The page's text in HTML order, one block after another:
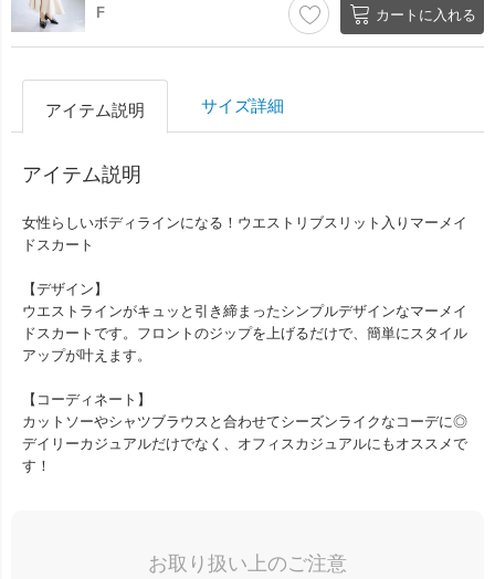
F カートに入れる
アイテム説明 サイズ詳細
アイテム説明
女性らしいボディラインになる！ウエストリブスリット入りマーメイ
ドスカート
【デザイン】
ウエストラインがキュッと引き締まったシンプルデザインなマーメイ
ドスカートです。フロントのジップを上げるだけで、簡単にスタイル
アップが叶えます。
【コーディネート】
カットソーやシャツブラウスと合わせてシーズンライクなコーデに◎
デイリーカジュアルだけでなく、オフィスカジュアルにもオススメで
す！
お取り扱い上のご注意